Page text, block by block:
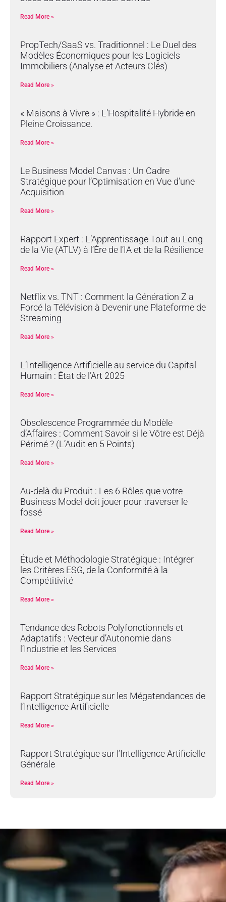
Read More »
PropTech/SaaS vs. Traditionnel : Le Duel des
Modèles Économiques pour les Logiciels
Immobiliers (Analyse et Acteurs Clés)
Read More »
« Maisons à Vivre » : L’Hospitalité Hybride en
Pleine Croissance.
Read More »
Le Business Model Canvas : Un Cadre
Stratégique pour l’Optimisation en Vue d’une
Acquisition
Read More »
Rapport Expert : L’Apprentissage Tout au Long
de la Vie (ATLV) à l’Ère de l’IA et de la Résilience
Read More »
Netflix vs. TNT : Comment la Génération Z a
Forcé la Télévision à Devenir une Plateforme de
Streaming
Read More »
L’Intelligence Artificielle au service du Capital
Humain : État de l’Art 2025
Read More »
Obsolescence Programmée du Modèle
d’Affaires : Comment Savoir si le Vôtre est Déjà
Périmé ? (L’Audit en 5 Points)
Read More »
Au-delà du Produit : Les 6 Rôles que votre
Business Model doit jouer pour traverser le
fossé
Read More »
Étude et Méthodologie Stratégique : Intégrer
les Critères ESG, de la Conformité à la
Compétitivité
Read More »
Tendance des Robots Polyfonctionnels et
Adaptatifs : Vecteur d’Autonomie dans
l’Industrie et les Services
Read More »
Rapport Stratégique sur les Mégatendances de
l’Intelligence Artificielle
Read More »
Rapport Stratégique sur l’Intelligence Artificielle
Générale
Read More »